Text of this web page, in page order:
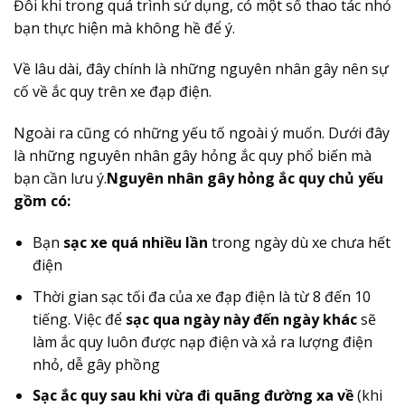
Đôi khi trong quá trình sử dụng, có một số thao tác nhỏ
bạn thực hiện mà không hề để ý.
Về lâu dài, đây chính là những nguyên nhân gây nên sự
cố về ắc quy trên xe đạp điện.
Ngoài ra cũng có những yếu tố ngoài ý muốn. Dưới đây
là những nguyên nhân gây hỏng ắc quy phổ biến mà
bạn cần lưu ý.Nguyên nhân gây hỏng ắc quy chủ yếu
gồm có:
Bạn sạc xe quá nhiều lần trong ngày dù xe chưa hết
điện
Thời gian sạc tối đa của xe đạp điện là từ 8 đến 10
tiếng. Việc đểsạc qua ngày này đến ngày khácsẽ
làm ắc quy luôn được nạp điện và xả ra lượng điện
nhỏ, dễ gây phồng
Sạc ắc quy sau khi vừa đi quãng đường xa về(khi